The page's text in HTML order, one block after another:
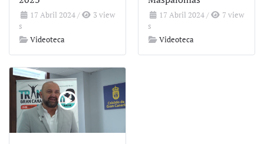
17 Abril 2024/
3 view
s
Videoteca
17 Abril 2024/
7 view
s
Videoteca